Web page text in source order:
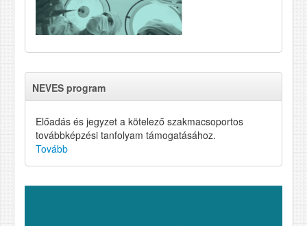
NEVES program
Előadás és jegyzet a kötelező szakmacsoportos
továbbképzési tanfolyam támogatásához.
Tovább